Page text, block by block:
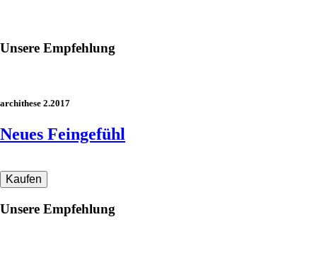
Unsere Empfehlung
archithese 2.2017
Neues Feingefühl
Unsere Empfehlung